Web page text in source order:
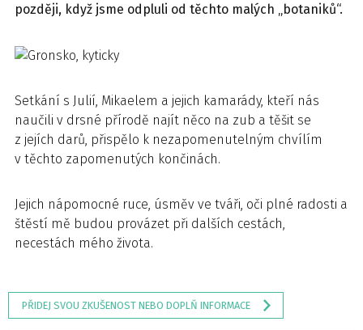
později, když jsme odpluli od těchto malých „botaniků“.
Setkání s Julií, Mikaelem a jejich kamarády, kteří nás
naučili v drsné přírodě najít něco na zub a těšit se
z jejích darů, přispělo k nezapomenutelným chvílím
v těchto zapomenutých končinách.
Jejich nápomocné ruce, úsměv ve tváři, oči plné radosti a
štěstí mě budou provázet při dalších cestách,
necestách mého života.
PŘIDEJ SVOU ZKUŠENOST NEBO DOPLŇ INFORMACE